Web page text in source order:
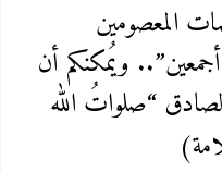
المعصومين
ويُمكنكم أن
“صلواتُ الله